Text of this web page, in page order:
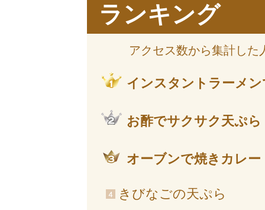
ランキング
アクセス数から集計した
インスタントラーメ
お酢でサクサク天ぷら
オーブンで焼きカレー
きびなごの天ぷら